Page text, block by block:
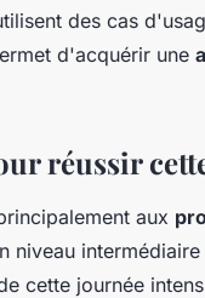
des cas
d'acquérir une
réussir
aux
niveau
cette journée